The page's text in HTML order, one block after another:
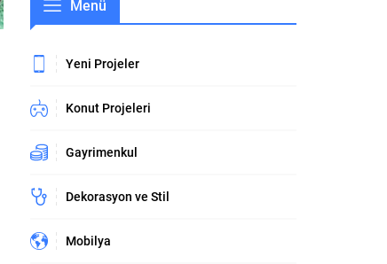
Menü
Yeni Projeler
Konut Projeleri
Gayrimenkul
Dekorasyon ve Stil
Mobilya